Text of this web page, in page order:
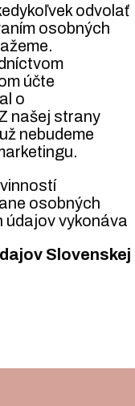
odvolať
osobných
účte
o
našej strany
nebudeme
osobných
údajov vykonáva
Slovenskej